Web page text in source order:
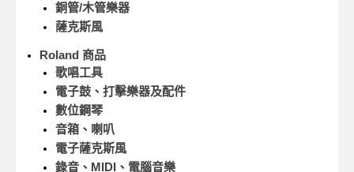
銅管/木管樂器
薩克斯風
Roland 商品
歌唱工具
電子鼓、打擊樂器及配件
數位鋼琴
音箱、喇叭
電子薩克斯風
錄音、MIDI、電腦音樂